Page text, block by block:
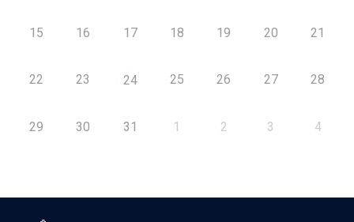
15 16 17 18 19 20 21
22 23 24 25 26 27 28
29 30 31 1 2 3 4